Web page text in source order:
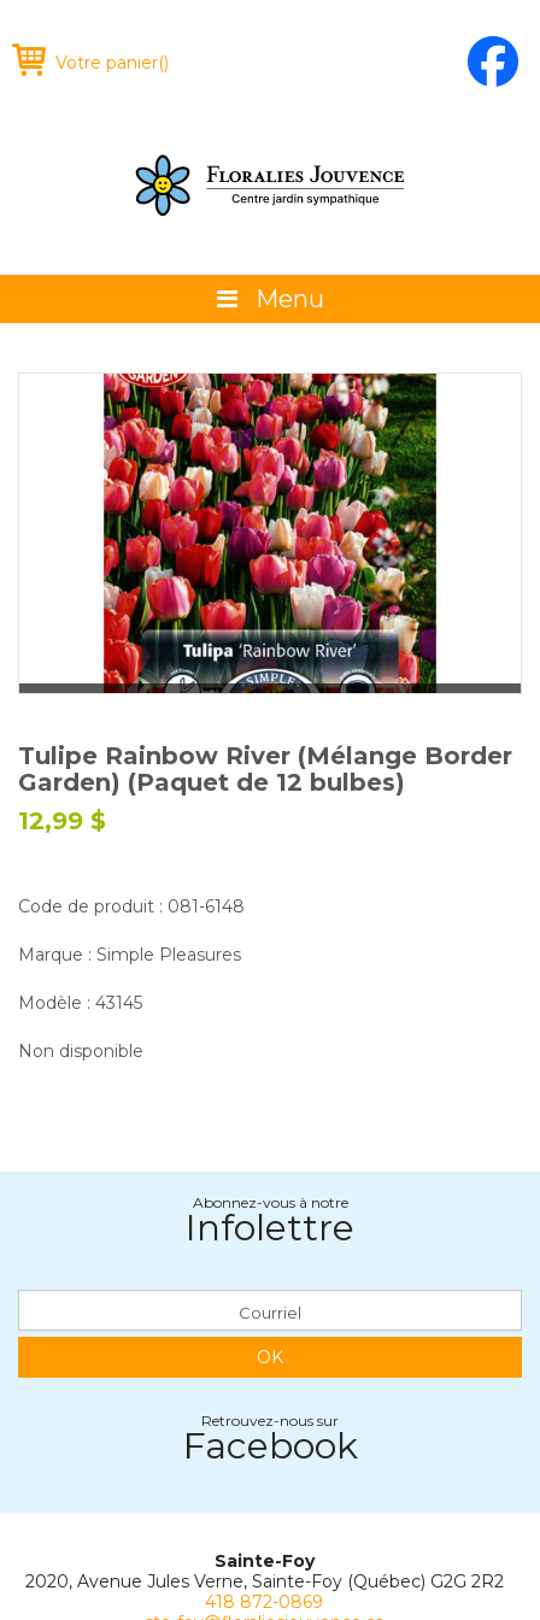
Votre panier()
Menu
La boutique
Promotions et évènements
Conseils
Glossaire
Calendrier horticole
Emplois
Service à la clientèle
Nous joindre
Tulipe Rainbow River (Mélange Border
Garden) (Paquet de 12 bulbes)
12,99 $
Code de produit : 081-6148
Marque : Simple Pleasures
Modèle : 43145
Non disponible
Abonnez-vous à notre
Infolettre
OK
Retrouvez-nous sur
Facebook
Sainte-Foy
2020, Avenue Jules Verne, Sainte-Foy (Québec) G2G 2R2
418 872-0869